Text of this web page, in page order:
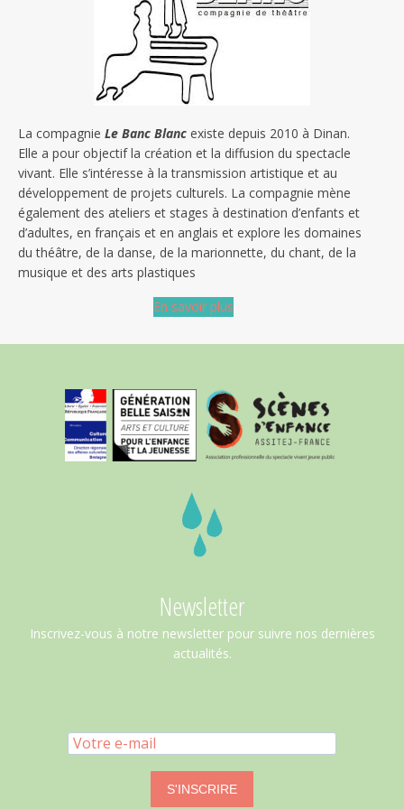
La compagnie Le Banc Blanc existe depuis 2010 à Dinan.
Elle a pour objectif la création et la diffusion du spectacle
vivant. Elle s’intéresse à la transmission artistique et au
développement de projets culturels. La compagnie mène
également des ateliers et stages à destination d’enfants et
d’adultes, en français et en anglais et explore les domaines
du théâtre, de la danse, de la marionnette, du chant, de la
musique et des arts plastiques
En savoir plus
Newsletter
Inscrivez-vous à notre newsletter pour suivre nos dernières
actualités.
S'INSCRIRE